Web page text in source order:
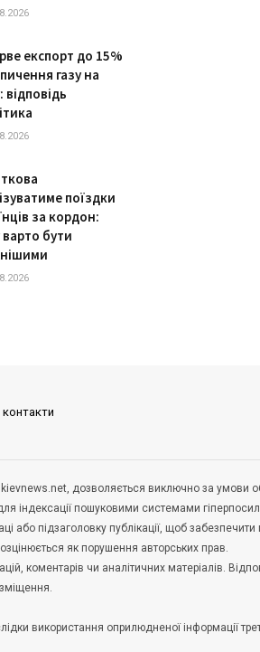
експорт до 15%
газу на
відповідь
поїздки
за кордон:
бути
kievnews.net, дозволяється виключно за умови
індексації пошуковими системами
або підзаголовку публікації, щоб
як порушення авторських прав.
коментарів чи аналітичних матеріалів.
використання оприлюдненої інформації